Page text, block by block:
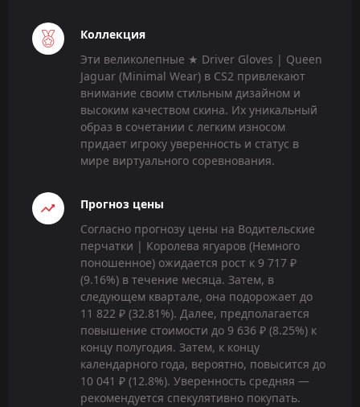
Коллекция
Эти великолепные ★ Driver Gloves | Queen
Jaguar (Minimal Wear) в CS2 привлекают
внимание своим стильным дизайном и
высоким качеством скина. Их уникальный
образ в сочетании с легким износом
придает игроку уверенность и статус в
мире виртуального соревнования.
Прогноз цены
Согласно прогнозу цены на Водительские
перчатки | Королева ягуаров (Немного
поношенное) ожидается рост к 9 717 ₽
(9.16%) в течение месяца. Затем, в
следующем квартале, она подорожает до
11 822 ₽ (32.81%). Далее, предполагается
повышение стоимости до 9 636 ₽ (8.25%) к
концу полугодия. Затем, к концу
календарного года, вероятно, повысится до
10 041 ₽ (12.8%). Уверенность средняя —
рекомендуется спекулятивно покупать.